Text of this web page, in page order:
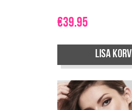
€39.95
Lisa korvi